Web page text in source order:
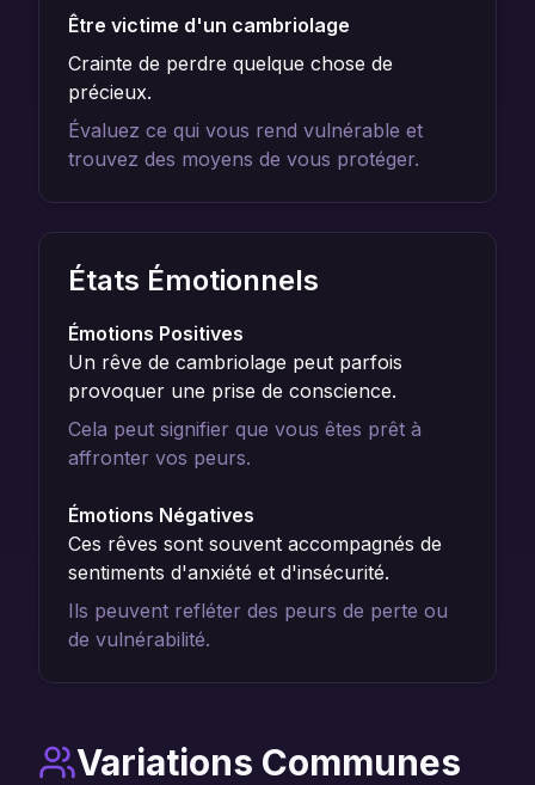
Être victime d'un cambriolage
Crainte de perdre quelque chose de
précieux.
Évaluez ce qui vous rend vulnérable et
trouvez des moyens de vous protéger.
États Émotionnels
Émotions Positives
Un rêve de cambriolage peut parfois
provoquer une prise de conscience.
Cela peut signifier que vous êtes prêt à
affronter vos peurs.
Émotions Négatives
Ces rêves sont souvent accompagnés de
sentiments d'anxiété et d'insécurité.
Ils peuvent refléter des peurs de perte ou
de vulnérabilité.
Variations Communes